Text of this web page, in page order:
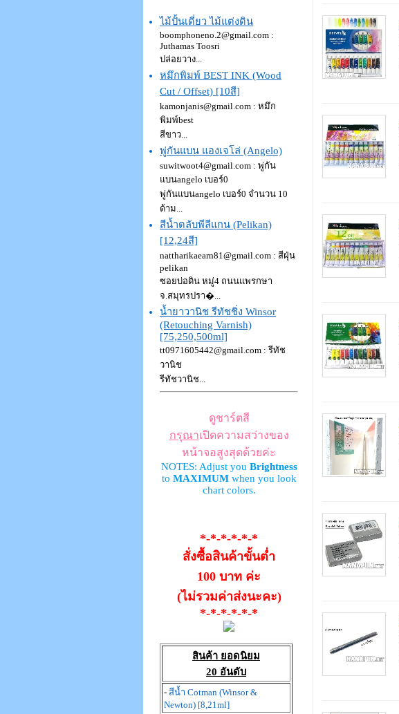
ไม้ปั้นเดี่ยว ไม้แต่งดิน
boomphoneno.2@gmail.com :
Juthamas Toosri
ปล่อยวาง...
หมึกพิมพ์ BEST INK (Wood
Cut / Offset) [10สี]
kamonjanis@gmail.com : หมึก
พิมพ์best
สีขาว...
พู่กันแบน แองเจโล่ (Angelo)
suwitwoot4@gmail.com : พู่กัน
แบนangelo เบอร์0
พู่กันแบนangelo เบอร์0 จำนวน 10
ด้าม...
สีน้ำตลับพีลีแกน (Pelikan)
[12,24สี]
nattharikaearn81@gmail.com : สีฝุ่น
pelikan
ซอยบ่อดิน หมู่4 ถนนแพรกษา
จ.สมุทรปรา�...
น้ำยาวานิช รีทัชชิ่ง Winsor
(Retouching Varnish)
[75,250,500ml]
tt0971605442@gmail.com : รีทัช
วานิช
รีทัชวานิช...
ดูชาร์ตสี
กรุณาเปิดความสว่างของ
หน้าจอสูงสุดด้วยค่ะ
NOTES: Adjust you Brightness
to MAXIMUMwhen you look
chart colors.
*-*-*-*-*-*
สั่งซื้อสินค้าขั้นต่ำ
100 บาท ค่ะ
(ไม่รวมค่าส่งนะคะ)
*-*-*-*-*-*
สินค้า ยอดนิยม
20 อันดับ
- สีน้ำ Cotman (Winsor &
Newton) [8,21ml]